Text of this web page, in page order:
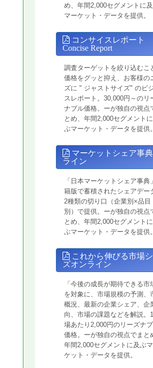
め、年間2,000セグメントに
マーケット・データを提供。
コンサイスレポート
Concise Report
調査ターゲットを絞り込むこ
価格をグッと抑え、お客様の
ズに " ジャストサイズ" のビ
スレポート。30,000円～のリ
ナブル価格。ーが独自の視点
とめ、年間2,000セグメント
ぶマーケット・データを提供。
マーケットシェア事
ライン
「日本マーケットシェア事典
籍版で蓄積されたシェアデー
2種類の切り口（企業別×品目
別）で提供。ーが独自の視点
とめ、年間2,000セグメント
ぶマーケット・データを提供。
これから伸びる市場
ズオンライン
「今後の成長が期待できる市
を対象に、市場規模の予測、
概況、最新の企業シェア、企
向、市場の課題などを解説。
場あたり2,000円のリーズナ
価格。ーが独自の視点でまと
年間2,000セグメントに及ぶ
ケット・データを提供。